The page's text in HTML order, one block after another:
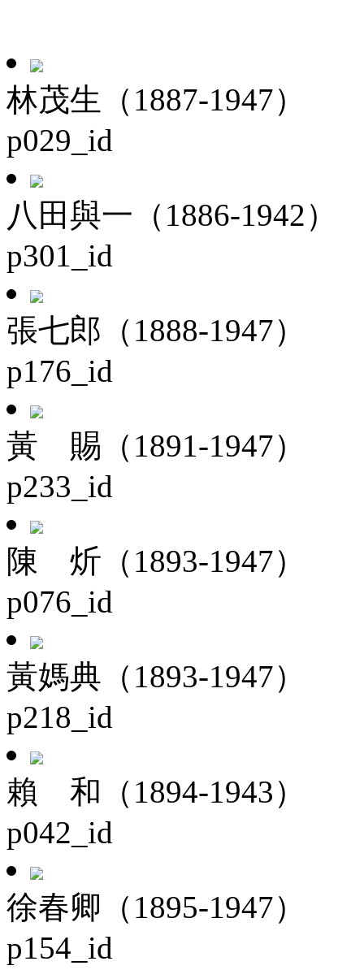
林茂生（1887-1947）
p029_id
八田與一（1886-1942）
p301_id
張七郎（1888-1947）
p176_id
黃 賜（1891-1947）
p233_id
陳 炘（1893-1947）
p076_id
黃媽典（1893-1947）
p218_id
賴 和（1894-1943）
p042_id
徐春卿（1895-1947）
p154_id